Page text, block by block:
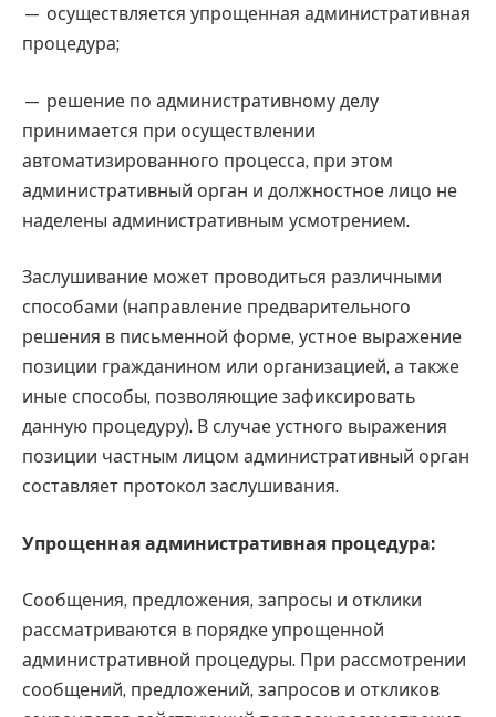
— осуществляется упрощенная административная
процедура;
— решение по административному делу
принимается при осуществлении
автоматизированного процесса, при этом
административный орган и должностное лицо не
наделены административным усмотрением.
Заслушивание может проводиться различными
способами (направление предварительного
решения в письменной форме, устное выражение
позиции гражданином или организацией, а также
иные способы, позволяющие зафиксировать
данную процедуру). В случае устного выражения
позиции частным лицом административный орган
составляет протокол заслушивания.
Упрощенная административная процедура:
Сообщения, предложения, запросы и отклики
рассматриваются в порядке упрощенной
административной процедуры. При рассмотрении
сообщений, предложений, запросов и откликов